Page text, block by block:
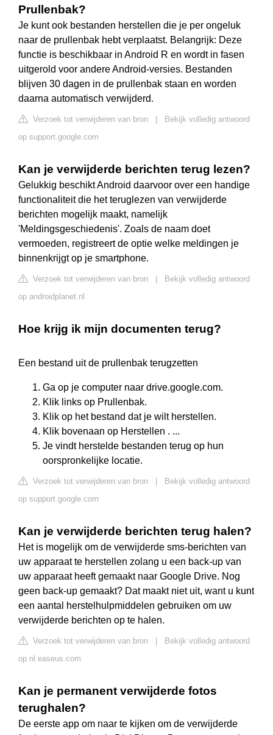
Prullenbak?
Je kunt ook bestanden herstellen die je per ongeluk
naar de prullenbak hebt verplaatst. Belangrijk: Deze
functie is beschikbaar in Android R en wordt in fasen
uitgerold voor andere Android-versies. Bestanden
blijven 30 dagen in de prullenbak staan en worden
daarna automatisch verwijderd.
Verzoek tot verwijderen van bron
Bekijk volledig antwoord
op support.google.com
Kan je verwijderde berichten terug lezen?
Gelukkig beschikt Android daarvoor over een handige
functionaliteit die het teruglezen van verwijderde
berichten mogelijk maakt, namelijk
'Meldingsgeschiedenis'. Zoals de naam doet
vermoeden, registreert de optie welke meldingen je
binnenkrijgt op je smartphone.
Verzoek tot verwijderen van bron
Bekijk volledig antwoord
op androidplanet.nl
Hoe krijg ik mijn documenten terug?
Een bestand uit de prullenbak terugzetten
Ga op je computer naar drive.google.com.
Klik links op Prullenbak.
Klik op het bestand dat je wilt herstellen.
Klik bovenaan op Herstellen . ...
Je vindt herstelde bestanden terug op hun
oorspronkelijke locatie.
Verzoek tot verwijderen van bron
Bekijk volledig antwoord
op support.google.com
Kan je verwijderde berichten terug halen?
Het is mogelijk om de verwijderde sms-berichten van
uw apparaat te herstellen zolang u een back-up van
uw apparaat heeft gemaakt naar Google Drive. Nog
geen back-up gemaakt? Dat maakt niet uit, want u kunt
een aantal herstelhulpmiddelen gebruiken om uw
verwijderde berichten op te halen.
Verzoek tot verwijderen van bron
Bekijk volledig antwoord
op nl.easeus.com
Kan je permanent verwijderde fotos
terughalen?
De eerste app om naar te kijken om de verwijderde